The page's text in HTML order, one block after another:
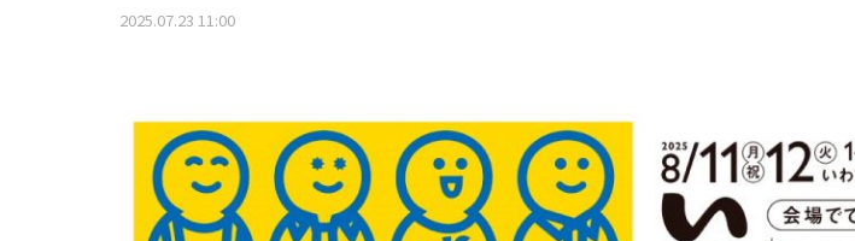
2025.07.23 11:00